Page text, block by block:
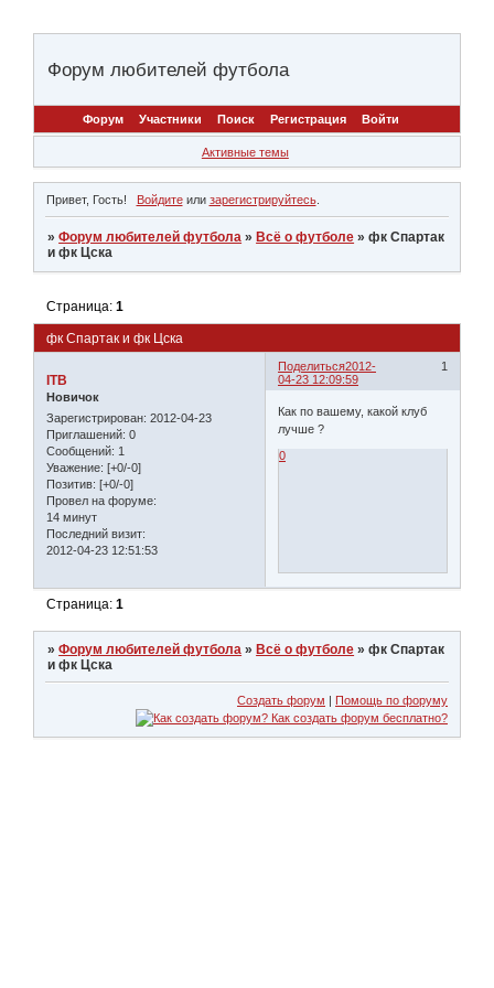
Форум любителей футбола
Форум Участники Поиск Регистрация Войти
Активные темы
Привет, Гость! Войдитеили зарегистрируйтесь.
»Форум любителей футбола » Всё о футболе »фк Спартак
и фк Цска
фк Спартак и фк Цска
Страница:1
Поделиться 1
2012-
04-23 12:09:59
ITB
Новичок
Зарегистрирован: 2012-04-23
Приглашений: 0
Сообщений: 1
Уважение: [+0/-0]
Позитив: [+0/-0]
Провел на форуме:
14 минут
Последний визит:
2012-04-23 12:51:53
Как по вашему, какой клуб
лучше ?
0
Страница:1
»Форум любителей футбола » Всё о футболе »фк Спартак
и фк Цска
Создать форум | Помощь по форуму